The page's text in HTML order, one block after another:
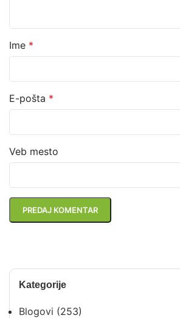
Kategorije
Blogovi (253)
Ime *
E-pošta *
Veb mesto